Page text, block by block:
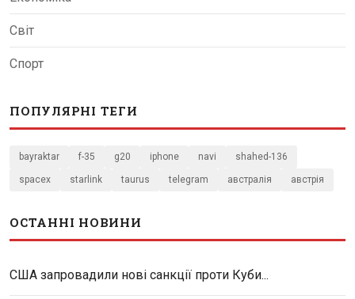
Світ
Спорт
ПОПУЛЯРНІ ТЕГИ
bayraktar f-35 g20 iphone navi shahed-136
spacex starlink taurus telegram австралія австрія
ОСТАННІ НОВИНИ
США запровадили нові санкції проти Куби...